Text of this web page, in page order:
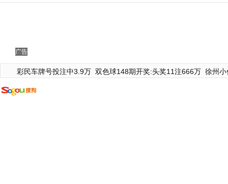
广告
彩民车牌号投注中3.9万 双色球148期开奖:头奖11注666万 徐州